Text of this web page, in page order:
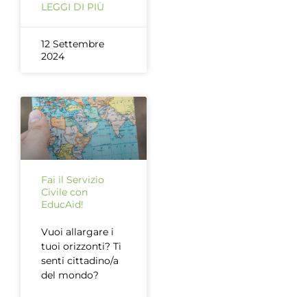
LEGGI DI PIÙ
12 Settembre
2024
Fai il Servizio
Civile con
EducAid!
Vuoi allargare i
tuoi orizzonti? Ti
senti cittadino/a
del mondo?